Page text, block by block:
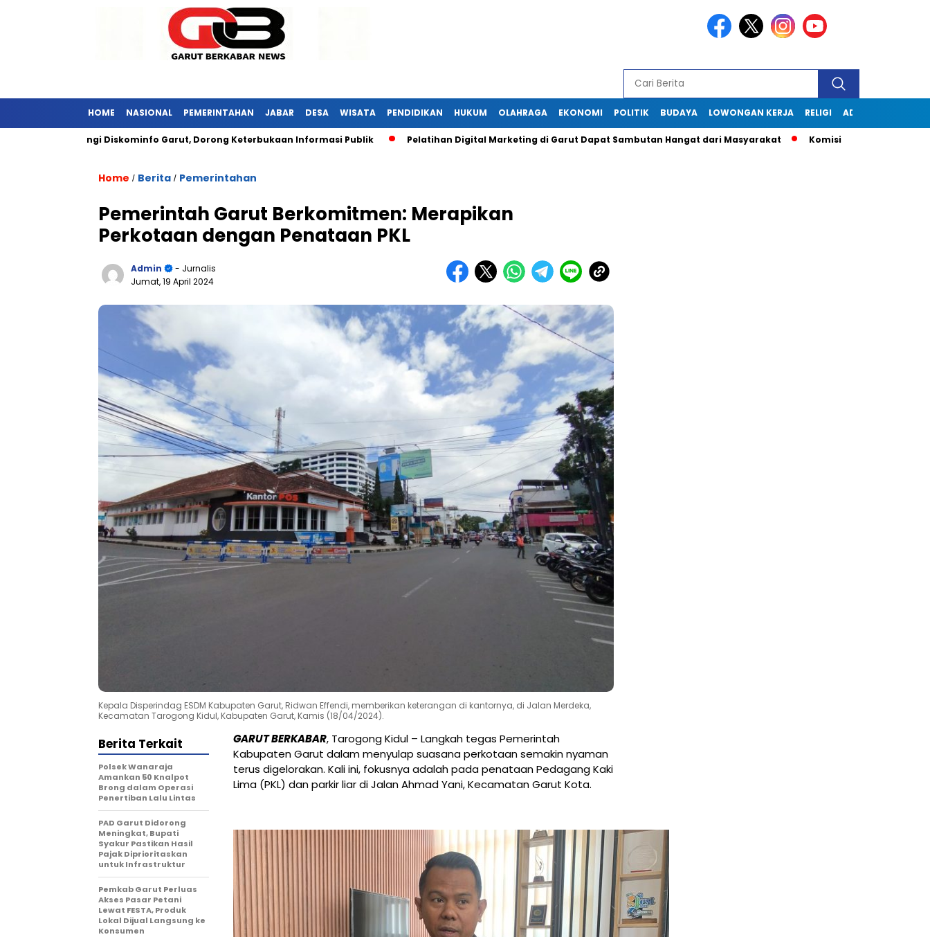
HOME NASIONAL PEMERINTAHAN JABAR DESA WISATA PENDIDIKAN HUKUM OLAHRAGA EKONOMI POLITIK BUDAYA LOWONGAN KERJA RELIGI ADVERTORIAL
Kunjungi Diskominfo Garut, Dorong Keterbukaan Informasi Publik Pelatihan Digital Marketing di Garut Dapat Sambutan Hangat dari Masyarakat Komisi Informasi Jabar Kunjungi
Home / Berita / Pemerintahan
Pemerintah Garut Berkomitmen: Merapikan
Perkotaan dengan Penataan PKL
Admin
- Jurnalis
Jumat, 19 April 2024
Kepala Disperindag ESDM Kabupaten Garut, Ridwan Effendi, memberikan keterangan di kantornya, di Jalan Merdeka,
Kecamatan Tarogong Kidul, Kabupaten Garut, Kamis (18/04/2024).
GARUT BERKABAR, Tarogong Kidul – Langkah tegas Pemerintah
Kabupaten Garut dalam menyulap suasana perkotaan semakin nyaman
terus digelorakan. Kali ini, fokusnya adalah pada penataan Pedagang Kaki
Lima (PKL) dan parkir liar di Jalan Ahmad Yani, Kecamatan Garut Kota.
Berita Terkait
Polsek Wanaraja
Amankan 50 Knalpot
Brong dalam Operasi
Penertiban Lalu Lintas
PAD Garut Didorong
Meningkat, Bupati
Syakur Pastikan Hasil
Pajak Diprioritaskan
untuk Infrastruktur
Pemkab Garut Perluas
Akses Pasar Petani
Lewat FESTA, Produk
Lokal Dijual Langsung ke
Konsumen